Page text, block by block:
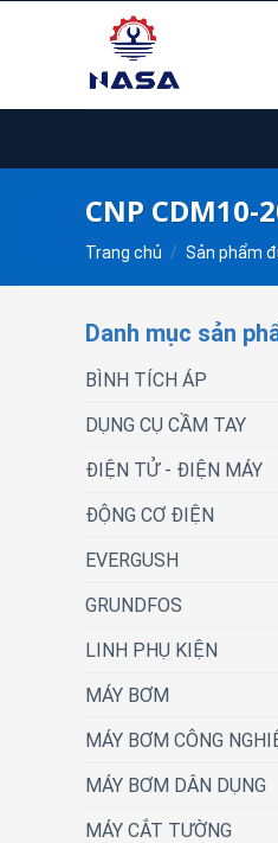
CNP CDM10-
Trang chủ / Sản phẩm
Danh mục sản
BÌNH TÍCH ÁP
DỤNG CỤ CẦM TAY
ĐIỆN TỬ - ĐIỆN MÁY
ĐỘNG CƠ ĐIỆN
EVERGUSH
GRUNDFOS
LINH PHỤ KIỆN
MÁY BƠM
MÁY BƠM CÔNG
MÁY BƠM DÂN DỤNG
MÁY CẮT TƯỜNG